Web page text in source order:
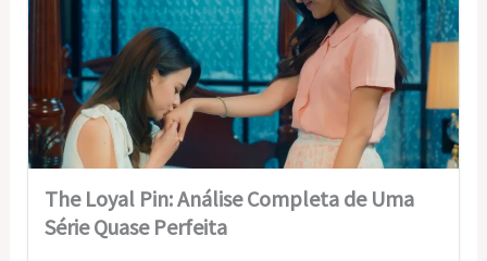
The Loyal Pin: Análise Completa de Uma
Série Quase Perfeita